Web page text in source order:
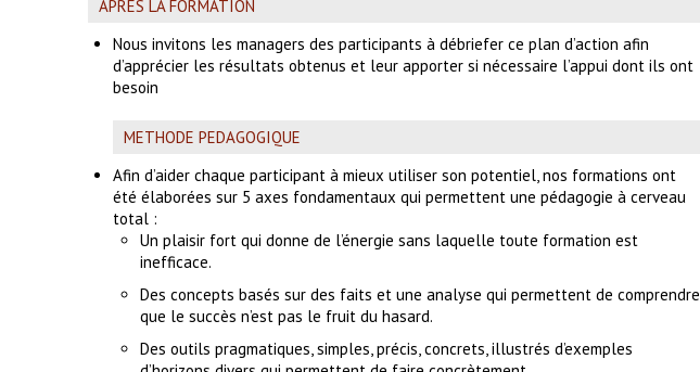
APRÈS LA FORMATION
Nous invitons les managers des participants à débriefer ce plan d’action afin
d’apprécier les résultats obtenus et leur apporter si nécessaire l’appui dont ils ont
besoin
METHODE PEDAGOGIQUE
Afin d’aider chaque participant à mieux utiliser son potentiel, nos formations ont
été élaborées sur 5 axes fondamentaux qui permettent une pédagogie à cerveau
total :
Un plaisir fort qui donne de l’énergie sans laquelle toute formation est
inefficace.
Des concepts basés sur des faits et une analyse qui permettent de comprendre
que le succès n’est pas le fruit du hasard.
Des outils pragmatiques, simples, précis, concrets, illustrés d’exemples